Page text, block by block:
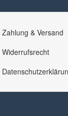
Zahlung & Versand
Widerrufsrecht